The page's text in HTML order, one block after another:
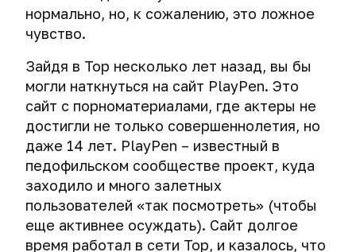
при
помощи
AES
в
Windows
и
macOS
AES
Crypt
для
iOS.
Шифрование
данных
адреса
преступников,
использующих
Тор,
VPN
или
прокси
Деанонимизация
пользователей
VPN
и
proxy
через
User
Сброс
данных
и
контента
iPad
и
iPhone
Кибершпионаж
мобильный
телефон
Подмена
в
мессенджерах
секрета
безопасного
общения
хакеров
Безопасное
коротких
ссылок
Атака
drive-
by
download,
или
Тайная
загрузка.
Как
не
украли
ли
личность
Как
удалить
свои
данные,
Практические
использования
криминалистического
анализа
фото
и
видео
поисковая
система
Контр-
или
Компьютерная
антикриминалистика.
Тайная
угроза,
или
Файлы
с
мессенджеров.
Изображения
Сокрытие
данных
на
изображениях
Просмотр,
изменение
и
удаление
метаданных
изображений
VPN
–
фундамент
вашей
анонимности
безопасности
в
сети
Проблемы
безопасности
СМС
СМС.
Смартфоны
Мобильный
гаджет
и
безопасность.
Экстренное
уничтожение
данных
нормально, но, к сожалению, это ложное
чувство.
Зайдя в Тор несколько лет назад, вы бы
могли наткнуться на сайт PlayPen. Это
сайт с порноматериалами, где актеры не
достигли не только совершеннолетия, но
даже 14 лет. PlayPen – известный в
педофильском сообществе проект, куда
заходило и много залетных
пользователей «так посмотреть» (чтобы
еще активнее осуждать). Сайт долгое
время работал в сети Тор, и казалось, что